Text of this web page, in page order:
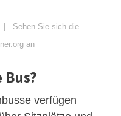
| Sehen Sie sich die
an
verfügen